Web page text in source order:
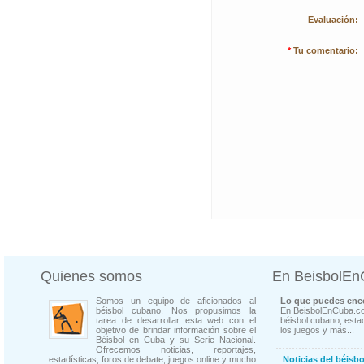
Evaluación:
* Tu comentario:
Quienes somos
Somos un equipo de aficionados al
béisbol cubano. Nos propusimos la
tarea de desarrollar esta web con el
objetivo de brindar información sobre el
Béisbol en Cuba y su Serie Nacional.
Ofrecemos noticias, reportajes,
estadísticas, foros de debate, juegos online y mucho
En
Lo que puedes
En
béisbol cubano,
los juegos y más...
Noticias del